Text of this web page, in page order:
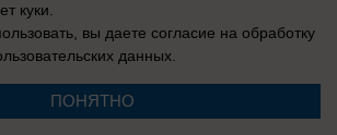
Украину: Вучич
Зеленского и
меморандум «о
куки.
вы даете согласие на обработку
данных.
ПОНЯТНО